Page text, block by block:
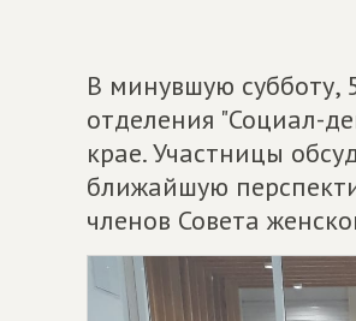
В минувшую субботу,
отделения "Социал-
крае. Участницы
ближайшую
членов Совета